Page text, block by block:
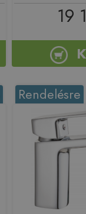
19
Rendelésre